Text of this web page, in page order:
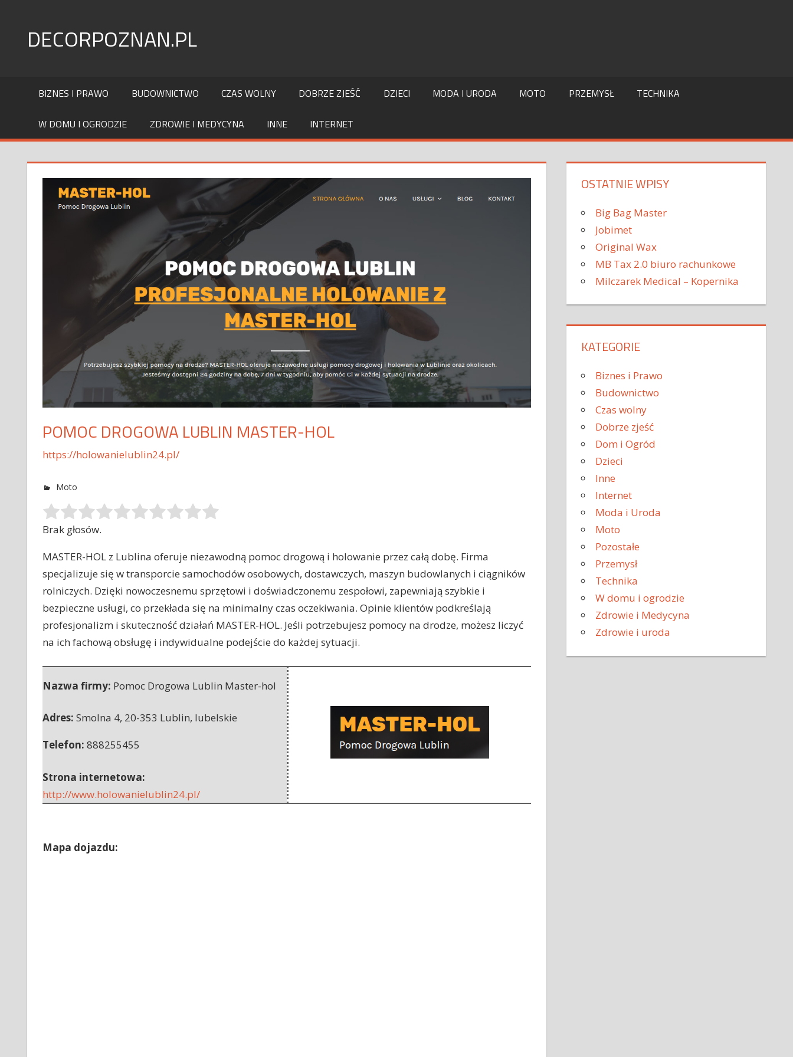
contentDECORPOZNAN.PL
BIZNES I PRAWO BUDOWNICTWO CZAS WOLNY DOBRZE ZJEŚĆ DZIECI MODA I URODA MOTO PRZEMYSŁ TECHNIKA
W DOMU I OGRODZIE ZDROWIE I MEDYCYNA INNE INTERNET
POMOC DROGOWA LUBLIN MASTER-HOL
https://holowanielublin24.pl/
Moto
Brak głosów.
MASTER-HOL z Lublina oferuje niezawodną pomoc drogową i holowanie przez całą dobę. Firma
specjalizuje się w transporcie samochodów osobowych, dostawczych, maszyn budowlanych i ciągników
rolniczych. Dzięki nowoczesnemu sprzętowi i doświadczonemu zespołowi, zapewniają szybkie i
bezpieczne usługi, co przekłada się na minimalny czas oczekiwania. Opinie klientów podkreślają
profesjonalizm i skuteczność działań MASTER-HOL. Jeśli potrzebujesz pomocy na drodze, możesz liczyć
na ich fachową obsługę i indywidualne podejście do każdej sytuacji.
Nazwa firmy: Pomoc Drogowa Lublin Master-hol
Adres: Smolna 4, 20-353 Lublin, lubelskie
Telefon: 888255455
Strona internetowa:
http://www.holowanielublin24.pl/
Mapa dojazdu:
OSTATNIE WPISY
Big Bag Master
Jobimet
Original Wax
MB Tax 2.0 biuro rachunkowe
Milczarek Medical – Kopernika
KATEGORIE
Biznes i Prawo
Budownictwo
Czas wolny
Dobrze zjeść
Dom i Ogród
Dzieci
Inne
Internet
Moda i Uroda
Moto
Pozostałe
Przemysł
Technika
W domu i ogrodzie
Zdrowie i Medycyna
Zdrowie i uroda